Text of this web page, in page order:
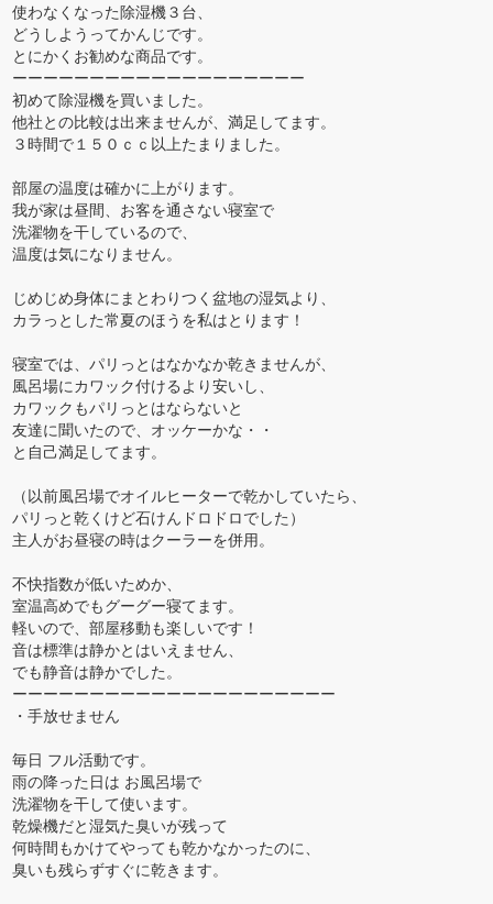
使わなくなった除湿機３台、
どうしようってかんじです。
とにかくお勧めな商品です。
ーーーーーーーーーーーーーーーーーーー
初めて除湿機を買いました。
他社との比較は出来ませんが、満足してます。
３時間で１５０ｃｃ以上たまりました。
部屋の温度は確かに上がります。
我が家は昼間、お客を通さない寝室で
洗濯物を干しているので、
温度は気になりません。
じめじめ身体にまとわりつく盆地の湿気より、
カラっとした常夏のほうを私はとります！
寝室では、パリっとはなかなか乾きませんが、
風呂場にカワック付けるより安いし、
カワックもパリっとはならないと
友達に聞いたので、オッケーかな・・
と自己満足してます。
（以前風呂場でオイルヒーターで乾かしていたら、
パリっと乾くけど石けんドロドロでした）
主人がお昼寝の時はクーラーを併用。
不快指数が低いためか、
室温高めでもグーグー寝てます。
軽いので、部屋移動も楽しいです！
音は標準は静かとはいえません、
でも静音は静かでした。
ーーーーーーーーーーーーーーーーーーーーー
・手放せません
毎日 フル活動です。
雨の降った日は お風呂場で
洗濯物を干して使います。
乾燥機だと湿気た臭いが残って
何時間もかけてやっても乾かなかったのに、
臭いも残らずすぐに乾きます。